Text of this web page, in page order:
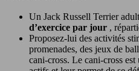
Un Jack Russell Terrier
d’exercice par jour ,
Proposez-lui des activités
promenades, des jeux de
cani-cross. Le cani-cross